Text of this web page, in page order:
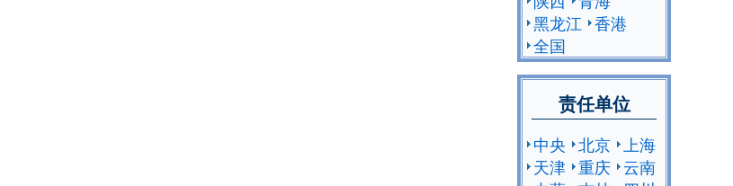
黑龙江 香港
全国
责任单位
中央 北京
上海
天津 重庆 云南